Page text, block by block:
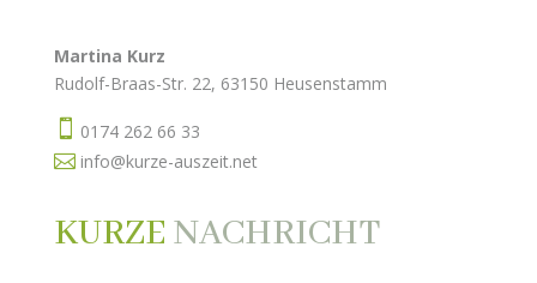
Martina Kurz
Rudolf-Braas-Str. 22, 63150 Heusenstamm
 0174 262 66 33
 info@kurze-auszeit.net
KURZE NACHRICHT